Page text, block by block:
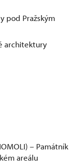
pod Pražským
architektury
– Památník
areálu